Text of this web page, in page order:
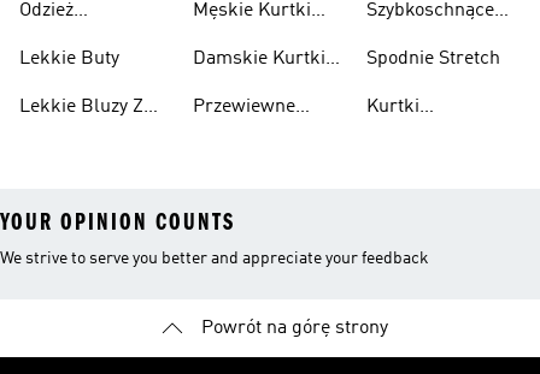
Przewiewne
Odzież
Lekkie Buty
Lekkie Bluzy Z
Kurtki
Męskie Kurtki
Damskie Kurtki
Przewiewne
Szybkoschnące
Spodnie Stretch
Kurtki
YOUR OPINION COUNTS
We strive to serve you better and appreciate your feedback
Powrót na górę strony